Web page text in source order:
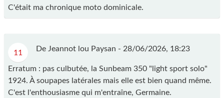
C'était ma chronique moto dominicale.
11 De Jeannot lou Paysan - 28/06/2026, 18:23
Erratum : pas culbutée, la Sunbeam 350 "light sport solo"
1924. À soupapes latérales mais elle est bien quand même.
C'est l'enthousiasme qui m'entraîne, Germaine.